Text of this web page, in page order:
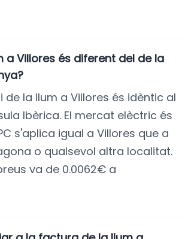
a Villores és diferent del de la
de la llum a Villores és idèntic al
Ibèrica. El mercat elèctric és
s'aplica igual a Villores que a
o qualsevol altra localitat.
va de 0.0062€ a